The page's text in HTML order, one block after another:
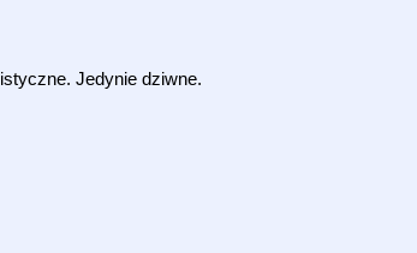
Jedynie dziwne.